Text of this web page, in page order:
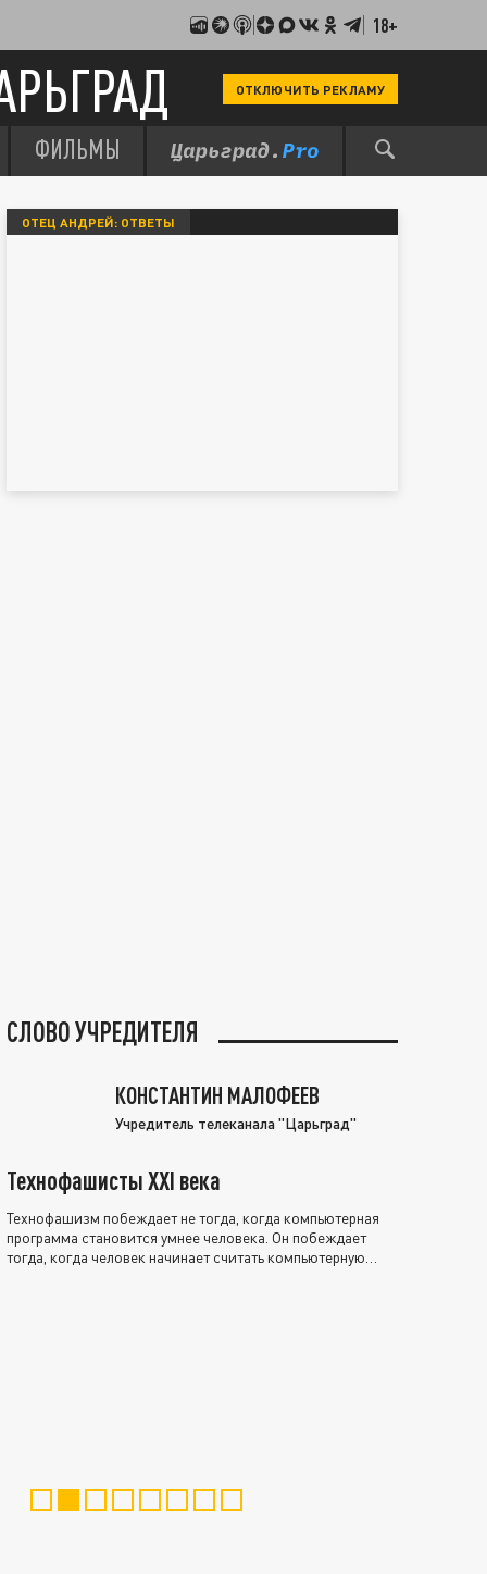
18+
ОТКЛЮЧИТЬ РЕКЛАМУ
ФИЛЬМЫ
ОТЕЦ АНДРЕЙ: ОТВЕТЫ
СЛОВО УЧРЕДИТЕЛЯ
КОНСТАНТИН МАЛОФЕЕВ
Учредитель телеканала "Царьград"
Технофашисты XXI века
Технофашизм побеждает не тогда, когда компьютерная
программа становится умнее человека. Он побеждает
тогда, когда человек начинает считать компьютерную